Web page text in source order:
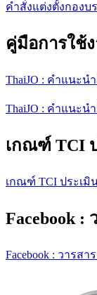
คำสั่งแต่งตั้งกองบ
คู่มือการใช้
ThaiJO : คำแนะน
ThaiJO : คำแนะน
เกณฑ์ TCI
เกณฑ์ TCI ประเ
Facebook :
Facebook : วารส